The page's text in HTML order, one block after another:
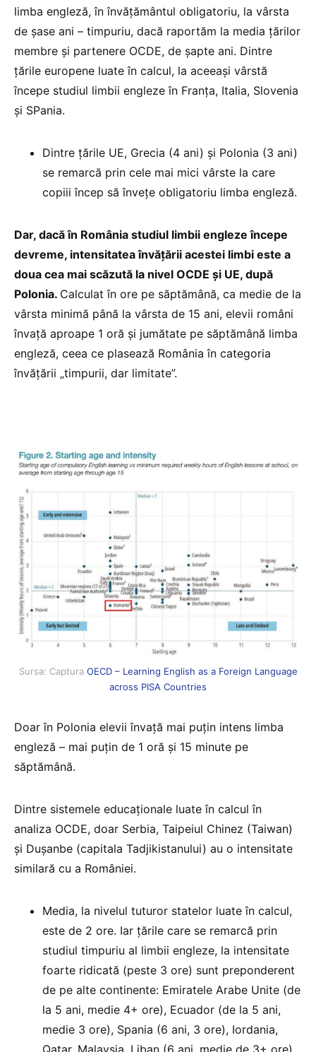
limba engleză, în învățământul obligatoriu, la vârsta
de șase ani – timpuriu, dacă raportăm la media țărilor
membre și partenere OCDE, de șapte ani. Dintre
țările europene luate în calcul, la aceeași vârstă
începe studiul limbii engleze în Franța, Italia, Slovenia
și SPania.
Dintre țările UE, Grecia (4 ani) și Polonia (3 ani)
se remarcă prin cele mai mici vârste la care
copiii încep să învețe obligatoriu limba engleză.
Dar, dacă în România studiul limbii engleze începe
devreme, intensitatea învățării acestei limbi este a
doua cea mai scăzută la nivel OCDE și UE, după
Polonia. Calculat în ore pe săptămână, ca medie de la
vârsta minimă până la vârsta de 15 ani, elevii români
învață aproape 1 oră și jumătate pe săptămână limba
engleză, ceea ce plasează România în categoria
învățării „timpurii, dar limitate”.
Sursa: Captura OECD – Learning English as a Foreign Language
across PISA Countries
Doar în Polonia elevii învață mai puțin intens limba
engleză – mai puțin de 1 oră și 15 minute pe
săptămână.
Dintre sistemele educaționale luate în calcul în
analiza OCDE, doar Serbia, Taipeiul Chinez (Taiwan)
și Dușanbe (capitala Tadjikistanului) au o intensitate
similară cu a României.
Media, la nivelul tuturor statelor luate în calcul,
este de 2 ore. Iar țările care se remarcă prin
studiul timpuriu al limbii engleze, la intensitate
foarte ridicată (peste 3 ore) sunt preponderent
de pe alte continente: Emiratele Arabe Unite (de
la 5 ani, medie 4+ ore), Ecuador (de la 5 ani,
medie 3 ore), Spania (6 ani, 3 ore), Iordania,
Qatar, Malaysia, Liban (6 ani, medie de 3+ ore).